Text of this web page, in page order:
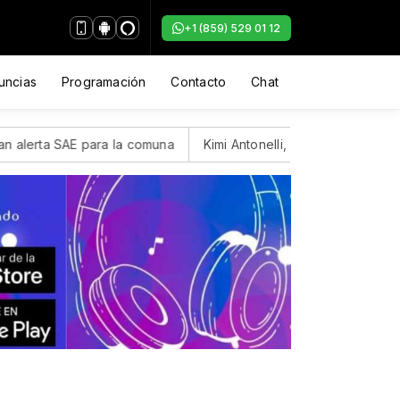
+1 (859) 529 01 12
Programación Contacto Chat
para la comuna Kimi Antonelli, el joven italiano de